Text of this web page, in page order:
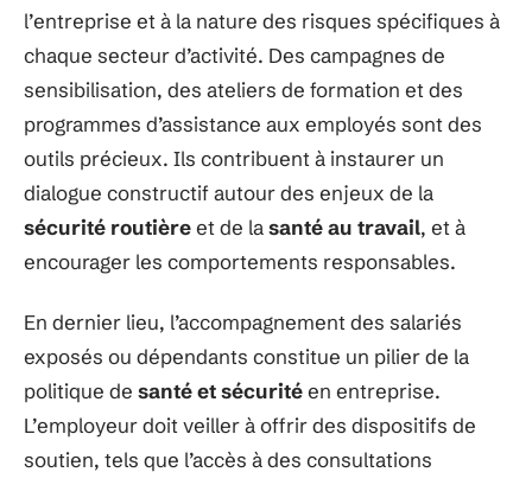
l’entreprise et à la nature des risques spécifiques à
chaque secteur d’activité. Des campagnes de
sensibilisation, des ateliers de formation et des
programmes d’assistance aux employés sont des
outils précieux. Ils contribuent à instaurer un
dialogue constructif autour des enjeux de la
sécurité routièreet de lasanté au travail, et à
encourager les comportements responsables.
En dernier lieu, l’accompagnement des salariés
exposés ou dépendants constitue un pilier de la
politique de santé et sécuritéen entreprise.
L’employeur doit veiller à offrir des dispositifs de
soutien, tels que l’accès à des consultations